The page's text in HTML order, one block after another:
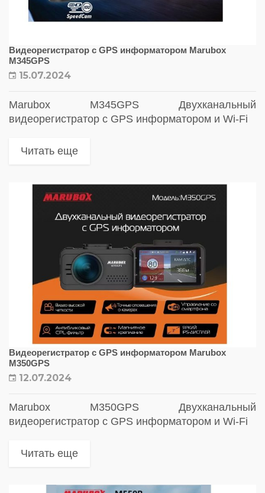
Видеорегистратор с GPS информатором Marubox
M345GPS
15.07.2024
Marubox M345GPS Двухканальный
видеорегистратор с GPS информатором и Wi-Fi
Читать еще
Видеорегистратор с GPS информатором Marubox
M350GPS
12.07.2024
Marubox M350GPS Двухканальный
видеорегистратор с GPS информатором и Wi-Fi
Читать еще